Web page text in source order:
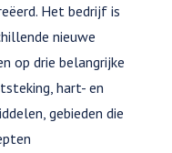
Het bedrijf is
nieuwe
op drie belangrijke
hart- en
gebieden die